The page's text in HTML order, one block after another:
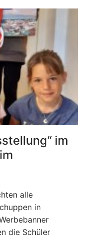
im
alle
in
die Schüler